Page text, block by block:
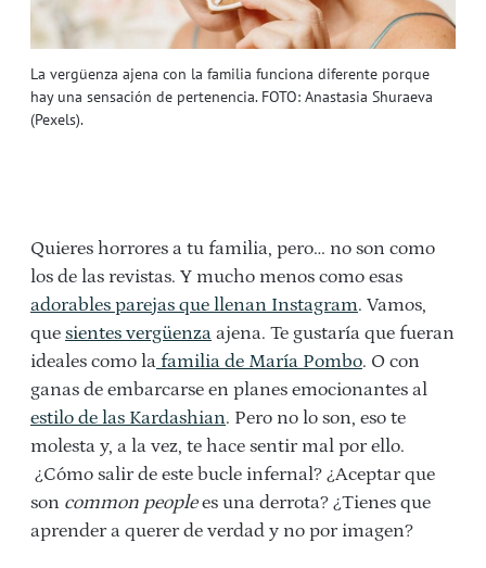
La vergüenza ajena con la familia funciona diferente porque
hay una sensación de pertenencia. FOTO: Anastasia Shuraeva
(Pexels).
Quieres horrores a tu familia, pero… no son como
los de las revistas. Y mucho menos como esas
adorables parejas que llenan Instagram. Vamos,
que sientes vergüenza ajena. Te gustaría que fueran
ideales como la familia de María Pombo. O con
ganas de embarcarse en planes emocionantes al
estilo de las Kardashian. Pero no lo son, eso te
molesta y, a la vez, te hace sentir mal por ello.
¿Cómo salir de este bucle infernal? ¿Aceptar que
son common peoplees una derrota? ¿Tienes que
aprender a querer de verdad y no por imagen?